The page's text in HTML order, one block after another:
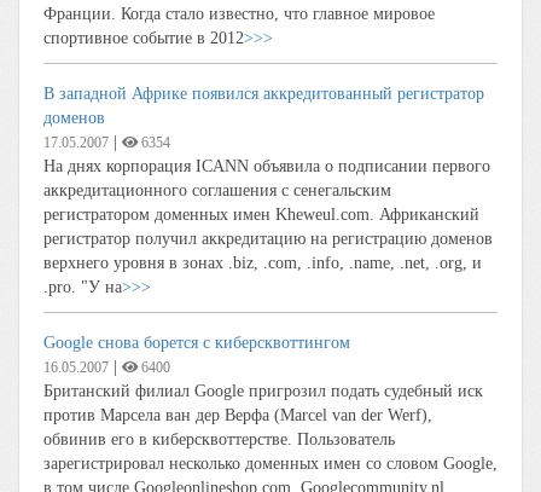
Франции. Когда стало известно, что главное мировое
спортивное событие в 2012>>>
В западной Африке появился аккредитованный регистратор
доменов
17.05.2007 6354
На днях корпорация ICANN объявила о подписании первого
аккредитационного соглашения с сенегальским
регистратором доменных имен Kheweul.com. Африканский
регистратор получил аккредитацию на регистрацию доменов
верхнего уровня в зонах .biz, .com, .info, .name, .net, .org, и
.pro. "У на>>>
Google снова борется с киберсквоттингом
16.05.2007 6400
Британский филиал Google пригрозил подать судебный иск
против Марсела ван дер Верфа (Marcel van der Werf),
обвинив его в киберсквоттерстве. Пользователь
зарегистрировал несколько доменных имен со словом Google,
в том числе Googleonlineshop.com, Googlecommunity.nl,